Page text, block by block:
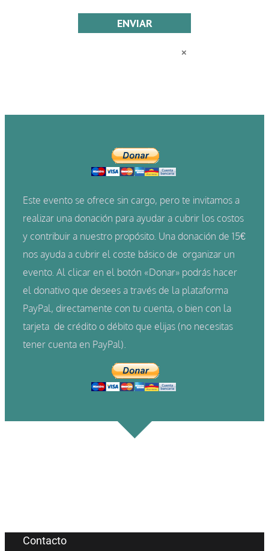
×
Este evento se ofrece sin cargo, pero te invitamos a
realizar una donación para ayudar a cubrir los costos
y contribuir a nuestro propósito. Una donación de 15€
nos ayuda a cubrir el coste básico de organizar un
evento. Al clicar en el botón «Donar» podrás hacer
el donativo que desees a través de la plataforma
PayPal, directamente con tu cuenta, o bien con la
tarjeta de crédito o débito que elijas (no necesitas
tener cuenta en PayPal).
Contacto